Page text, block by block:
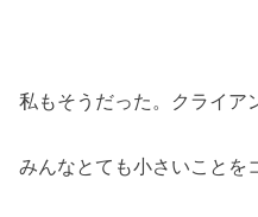
私もそうだった。クライア
みんなとても小さいことを